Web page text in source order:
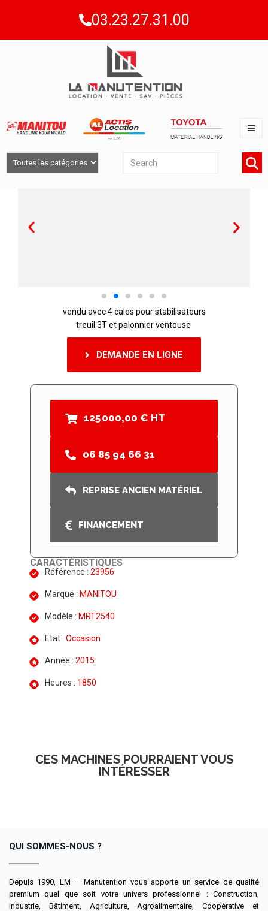
03.23.27.31.00
vendu avec 4 cales pour stabilisateurs
treuil 3T et palonnier ventouse
DEMANDE EN LIGNE
125 000,00 € HT
06 85 94 66 31
REPRISE ANCIEN MATÉRIEL
FINANCEMENT
CARACTÉRISTIQUES
Référence : 23956
Marque : MANITOU
Modèle : MRT2540
Etat : Occasion
Année : 2015
Heures : 1850
CES MACHINES POURRAIENT VOUS
INTÉRESSER
QUI SOMMES-NOUS ?
Depuis 1990, LM – Manutention vous apporte un service de qualité
premium quel que soit votre univers professionnel : Construction,
Industrie, Bâtiment, Agriculture, Agroalimentaire, Coopérative et